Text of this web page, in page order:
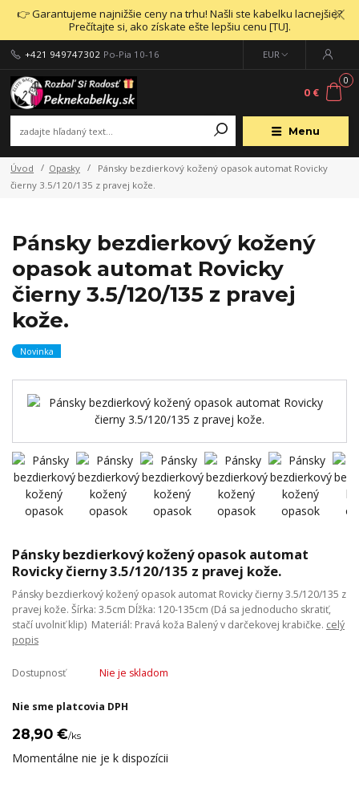
👉 Garantujeme najnižšie ceny na trhu! Našli ste kabelku lacnejšie?
Prečítajte si, ako získate ešte lepšiu cenu [TU].
Menu
EUR
+421 949747302 Po-Pia 10-16
0
0 €
Úvod Opasky
Pánsky bezdierkový kožený opasok automat Rovicky
čierny 3.5/120/135 z pravej kože.
Pánsky bezdierkový kožený
opasok automat Rovicky
čierny 3.5/120/135 z pravej
kože.
Novinka
Pánsky bezdierkový kožený opasok automat
Rovicky čierny 3.5/120/135 z pravej kože.
Pánsky bezdierkový kožený opasok automat Rovicky čierny 3.5/120/135 z
pravej kože. Šírka: 3.5cm Dĺžka: 120-135cm (Dá sa jednoducho skratiť,
stačí uvolniť klip) Materiál: Pravá koža Balený v darčekovej krabičke. celý
popis
Dostupnosť Nie je skladom
Nie sme platcovia DPH
28,90 €/ks
Momentálne nie je k dispozícii